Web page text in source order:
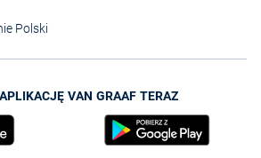
Polski
VAN GRAAF TERAZ